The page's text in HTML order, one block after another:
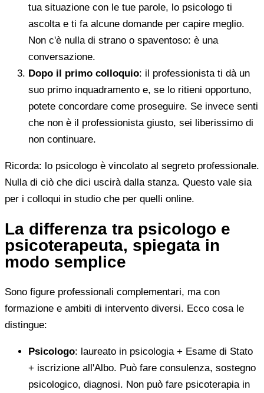
tua situazione con le tue parole, lo psicologo ti
ascolta e ti fa alcune domande per capire meglio.
Non c'è nulla di strano o spaventoso: è una
conversazione.
Dopo il primo colloquio: il professionista ti dà un
suo primo inquadramento e, se lo ritieni opportuno,
potete concordare come proseguire. Se invece senti
che non è il professionista giusto, sei liberissimo di
non continuare.
Ricorda: lo psicologo è vincolato al segreto professionale.
Nulla di ciò che dici uscirà dalla stanza. Questo vale sia
per i colloqui in studio che per quelli online.
La differenza tra psicologo e
psicoterapeuta, spiegata in
modo semplice
Sono figure professionali complementari, ma con
formazione e ambiti di intervento diversi. Ecco cosa le
distingue:
Psicologo: laureato in psicologia + Esame di Stato
+ iscrizione all'Albo. Può fare consulenza, sostegno
psicologico, diagnosi. Non può fare psicoterapia in